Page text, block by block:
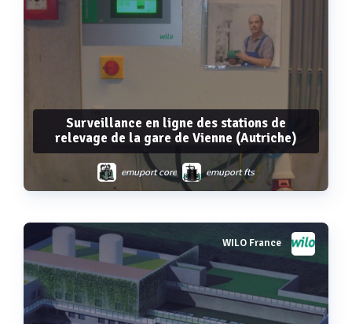
Surveillance en ligne des stations de
relevage de la gare de Vienne (Autriche)
emuport core emuport fts
Voir plus WILO France